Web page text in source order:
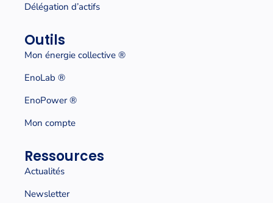
Délégation d’actifs
Outils
Mon énergie collective ®
EnoLab ®
EnoPower ®
Mon compte
Ressources
Actualités
Newsletter